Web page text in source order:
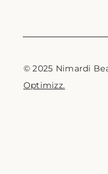
© 2025 Nimardi
Optimizz.